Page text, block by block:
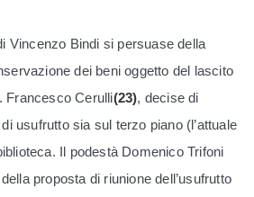
Vincenzo Bindi si persuase della
dei beni oggetto del lascito
Francesco Cerulli(23), decise di
usufrutto sia sul terzo piano (l’attuale
Il podestà Domenico Trifoni
proposta di riunione dell’usufrutto